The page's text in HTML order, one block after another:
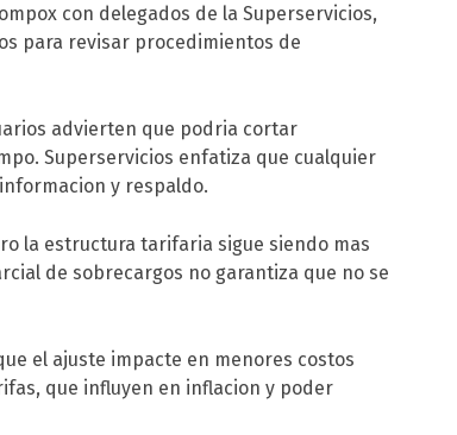
con delegados de la Superservicios,
para revisar procedimientos de
advierten que podria cortar
Superservicios enfatiza que cualquier
y respaldo.
la estructura tarifaria sigue siendo mas
de sobrecargos no garantiza que no se
el ajuste impacte en menores costos
que influyen en inflacion y poder